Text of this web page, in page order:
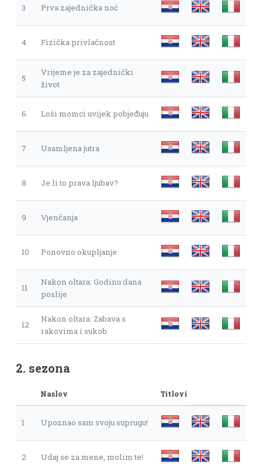
3 Prva zajednička noć
4 Fizička privlačnost
5
Vrijeme je za zajednički
život
6 Loši momci uvijek pobjeđuju
7 Usamljena jutra
8 Je li to prava ljubav?
9 Vjenčanja
10 Ponovno okupljanje
11
Nakon oltara: Godinu dana
poslije
12
Nakon oltara: Zabava s
rakovima i sukob
2. sezona
Naslov Titlovi
1 Upoznao sam svoju suprugu!
2 Udaj se za mene, molim te!